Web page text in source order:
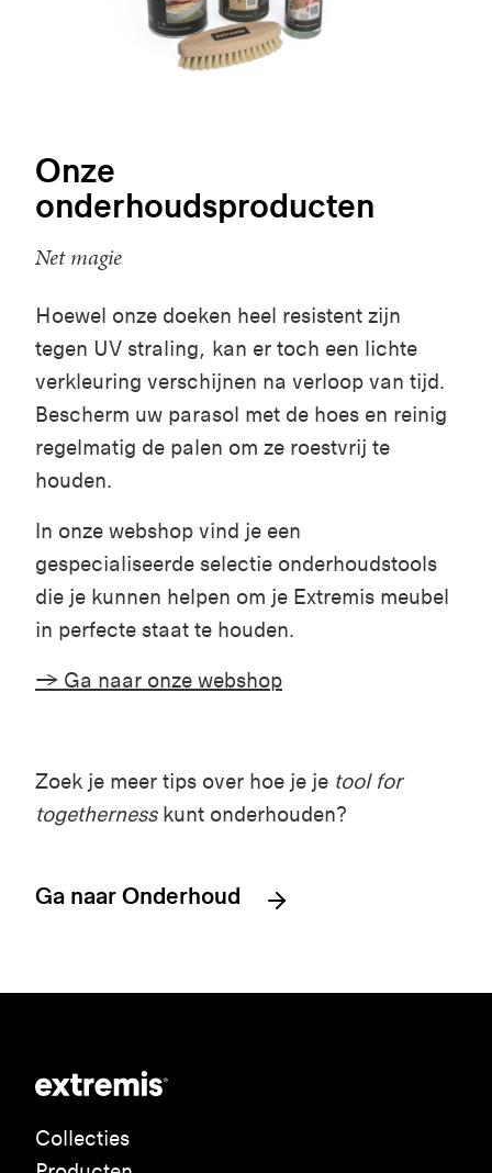
Onze
onderhoudsproducten
Net magie
Hoewel onze doeken heel resistent zijn
tegen UV straling, kan er toch een lichte
verkleuring verschijnen na verloop van tijd.
Bescherm uw parasol met de hoes en reinig
regelmatig de palen om ze roestvrij te
houden.
In onze webshop vind je een
gespecialiseerde selectie onderhoudstools
die je kunnen helpen om je Extremis meubel
in perfecte staat te houden.
→ Ga naar onze webshop
Zoek je meer tips over hoe je je tool for
togethernesskunt onderhouden?
Ga naar Onderhoud
Collecties